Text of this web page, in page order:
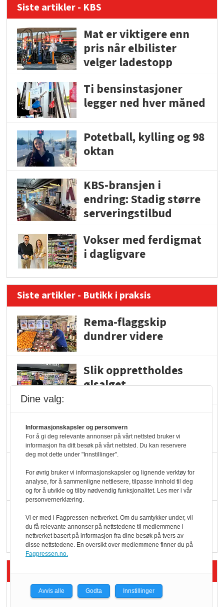
Siste artikler - KBS
Mat er viktigere enn
pris når elbilister
velger ladestopp
Ti bensinstasjoner
legger ned hver måned
Potetball, kylling og 98
oktan
KBS-bransjen i
endring: Stadig større
serveringstilbud
Vokser med ferdigmat
i dagligvare
Siste artikler - Butikk i praksis
Rema-flaggskip
dundrer videre
Slik opprettholdes
ølsalget
hyller
KI lager mat i butikken
Q passerte 1 milliard i
Rema i 2025
Kolonihagens norske
Dine valg:
Informasjonskapsler og personvern
For å gi deg relevante annonser på vårt nettsted bruker vi
informasjon fra ditt besøk på vårt nettsted. Du kan reservere
deg mot dette under "Innstillinger".
For øvrig bruker vi informasjonskapsler og lignende verktøy for
analyse, for å sammenligne nettlesere, tilpasse innhold til deg
og for å utvikle og tilby nødvendig funksjonalitet. Les mer i vår
personvernerklæring.
Vi er med i Fagpressen-nettverket. Om du samtykker under, vil
du få relevante annonser på nettstedene til medlemmene i
nettverket basert på informasjon fra dine besøk på tvers av
disse nettstedene. En oversikt over medlemmene finner du på
Fagpressen.no.
Avvis alle Godta Innstillinger